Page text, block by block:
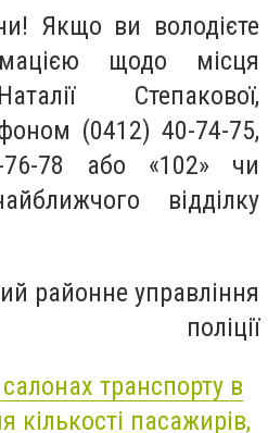
Якщо ви володієте
щодо місця
Степакової,
(0412) 40-74-75,
76-78 або «102» чи
відділку
районне управління
поліції
транспорту в
пасажирів,